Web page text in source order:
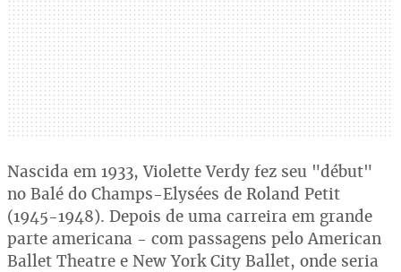
Nascida em 1933, Violette Verdy fez seu "début"
no Balé do Champs-Elysées de Roland Petit
(1945-1948). Depois de uma carreira em grande
parte americana - com passagens pelo American
Ballet Theatre e New York City Ballet, onde seria